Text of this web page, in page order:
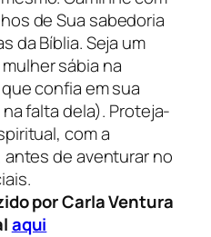
de Sua sabedoria
da Bíblia. Seja um
sábia na
confia em sua
falta dela). Proteja-
com a
de aventurar no
por Carla Ventura
aqui